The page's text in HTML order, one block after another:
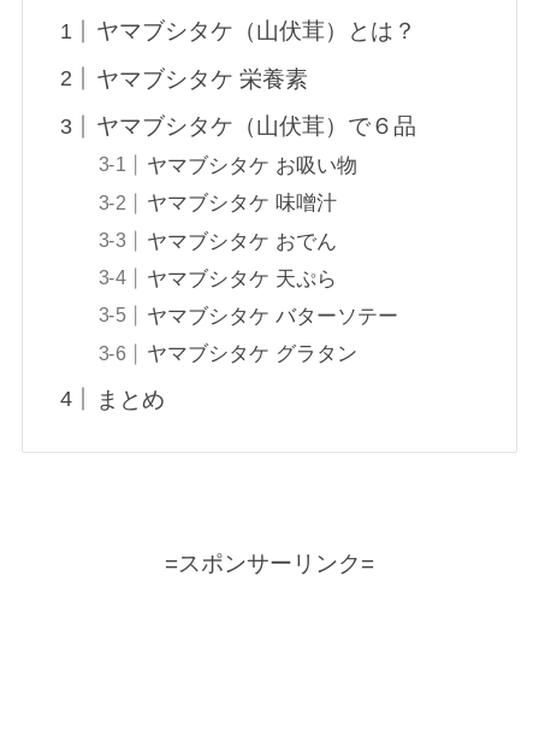
ヤマブシタケ（山伏茸）とは？
ヤマブシタケ 栄養素
ヤマブシタケ（山伏茸）で６品
ヤマブシタケ お吸い物
ヤマブシタケ 味噌汁
ヤマブシタケ おでん
ヤマブシタケ 天ぷら
ヤマブシタケ バターソテー
ヤマブシタケ グラタン
まとめ
=スポンサーリンク=